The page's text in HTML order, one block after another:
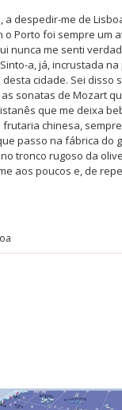
a despedir-me de
o Porto foi sempre um
nunca me senti
a, já, incrustada na
cidade. Sei
sonatas de Mozart
que me deixa
chinesa,
passo na fábrica do
tronco rugoso da
aos poucos e, de